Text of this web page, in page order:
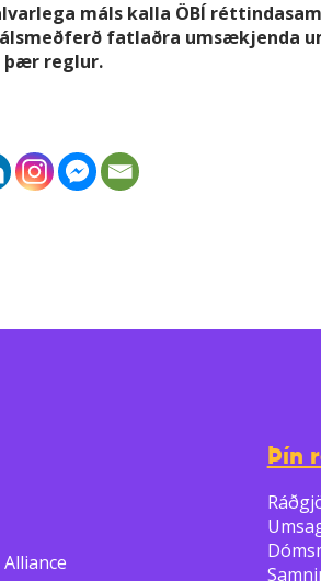
máls kalla ÖBÍ
fatlaðra umsækjenda
þær reglur.
Þín